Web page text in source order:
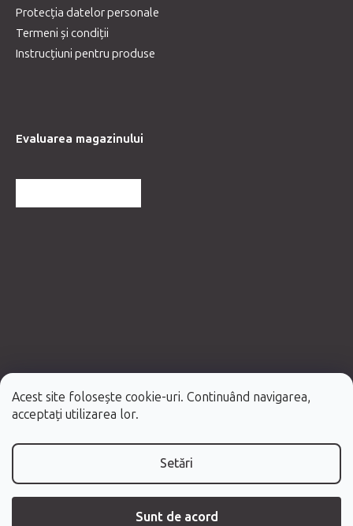
Acest site folosește cookie-uri. Continuând navigarea,
acceptați utilizarea lor.
Setări
Sunt de acord
Protecția datelor personale
Termeni și condiții
Instrucțiuni pentru produse
Evaluarea magazinului
Creat de Shoptet Premium